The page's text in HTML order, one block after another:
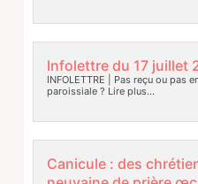
Infolettre du 17 juillet
INFOLETTRE | Pas reçu ou pas
paroissiale ? Lire plus…
Canicule : des